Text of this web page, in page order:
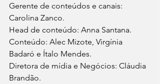
Gerente de conteúdos e canais:
Carolina Zanco.
Head de conteúdo: Anna Santana.
Conteúdo: Alec Mizote, Virgínia
Badaró e Ítalo Mendes.
Diretora de mídia e Negócios: Cláudia
Brandão.